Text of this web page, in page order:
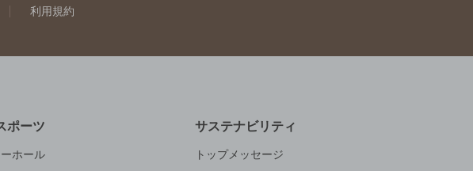
利用規約
ポーツ
ホール
サステナビリティ
トップメッセージ